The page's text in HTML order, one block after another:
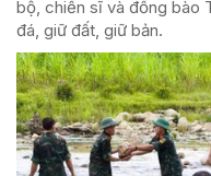
bộ, chiến sĩ và đồng bào
đá, giữ đất, giữ bản.